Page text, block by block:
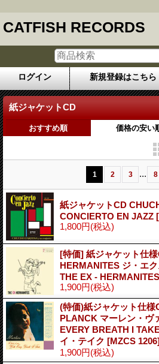
CATFISH RECORDS
ログイン 新規登録はこちら
紙ジャケットCD
おすすめ順 価格の安い
1 2 3 ... 8
紙ジャケットCD
CONCIERTO EN JAZZ
1,800円(税込)
[特価] 紙ジャケット仕
HERMANITES ジ・エ
THE EX - HERMANITES
1,900円(税込)
(特価)紙ジャケット仕
PLANCK マーレン・ヴ
EVERY BREATH I
イ・テイク [MZCS
1,900円(税込)